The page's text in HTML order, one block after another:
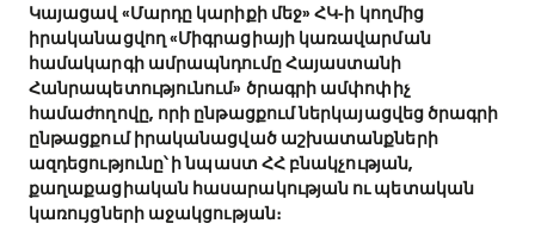
Կայացավ «Մարդը կարիքի մեջ» ՀԿ-ի կողմից
իրականացվող «Միգրացիայի կառավարման
համակարգի ամրապնդումը Հայաստանի
Հանրապետությունում» ծրագրի ամփոփիչ
համաժողովը, որի ընթացքում ներկայացվեց ծրագրի
ընթացքում իրականացված աշխատանքների
ազդեցությունը՝ ի նպաստ ՀՀ բնակչության,
քաղաքացիական հասարակության ու պետական
կառույցների աջակցության։